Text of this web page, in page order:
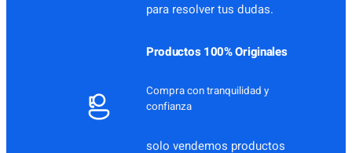
para resolver tus dudas.
Productos 100% Originales
Compra con tranquilidad y
confianza
solo vendemos productos